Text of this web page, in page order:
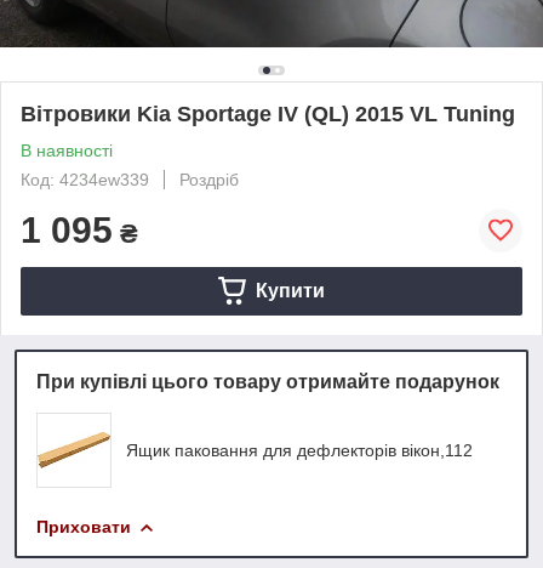
Вітровики Kia Sportage IV (QL) 2015 VL Tuning
В наявності
Код: 4234ew339
Роздріб
1 095 ₴
Купити
При купівлі цього товару отримайте подарунок
Ящик паковання для дефлекторів вікон,112
Приховати